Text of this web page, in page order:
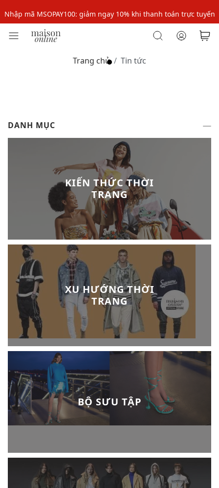
Nhập mã MSOPAY100: giảm ngay 10% khi thanh toán trực tuyến
Nhập mã: MSOXINCHAO - Giảm 10% đơn đầu cho thành viên mới!
Nhập mã: MSOXINCHAO - Giảm 10% đơn đầu cho thành viên mới!
Trang chủ Tin tức
DANH MỤC
KIẾN THỨC THỜI
TRANG
XU HƯỚNG THỜI
TRANG
BỘ SƯU TẬP